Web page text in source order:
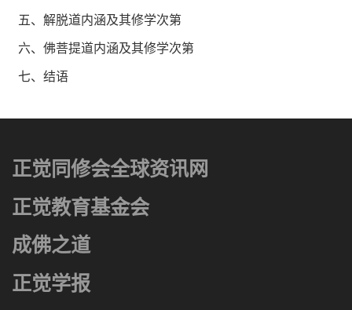
五、解脱道内涵及其修学次第
六、佛菩提道内涵及其修学次第
七、结语
正觉同修会全球资讯网
正觉教育基金会
成佛之道
正觉学报